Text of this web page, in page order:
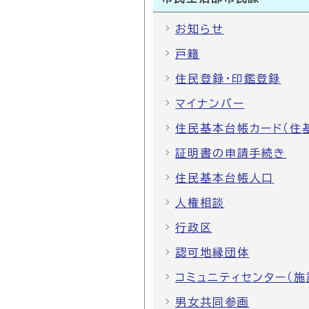
お知らせ
戸籍
住民登録・印鑑登録
マイナンバー
住民基本台帳カード（住
証明書の申請手続き
住民基本台帳人口
人権相談
行政区
認可地縁団体
コミュニティセンター（施
男女共同参画